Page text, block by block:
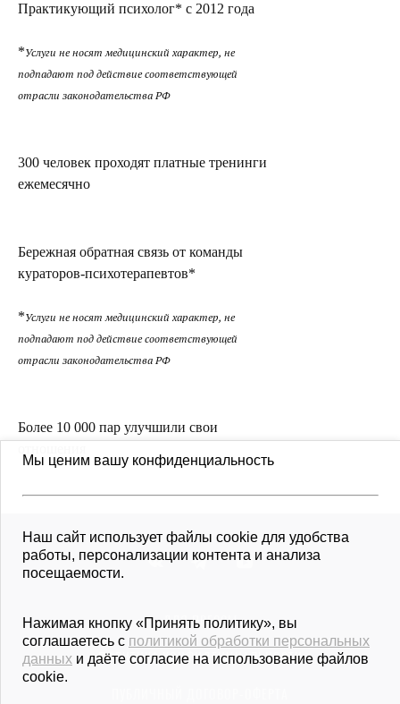
Практикующий психолог* с 2012 года
*Услуги не носят медицинский характер, не
подпадают под действие соответствующей
отрасли законодательства РФ
300 человек проходят платные тренинги
ежемесячно
Бережная обратная связь от команды
кураторов-психотерапевтов*
*Услуги не носят медицинский характер, не
подпадают под действие соответствующей
отрасли законодательства РФ
Более 10 000 пар улучшили свои
ДЛЯ ПРЕССЫ
ПОЛИТИКА КОНФИДЕН­ЦИ­АЛЬ­НОСТИ
Мы ценим вашу конфиденциальность
Наш сайт использует файлы cookie для удобства
работы, персонализации контента и анализа
посещаемости.
Нажимая кнопку «Принять политику», вы
соглашаетесь с политикой обработки персональных
данных и даёте согласие на использование файлов
cookie.